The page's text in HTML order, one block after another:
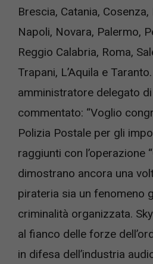
Brescia, Catania,
Napoli, Novara, Palermo,
Reggio Calabria, Roma,
Trapani, L’Aquila e Taranto.
amministratore delegato di
commentato: “Voglio
Polizia Postale per gli
raggiunti con l’operazione
dimostrano ancora una
pirateria sia un fenomeno
criminalità organizzata.
al fianco delle forze
in difesa dell’industria